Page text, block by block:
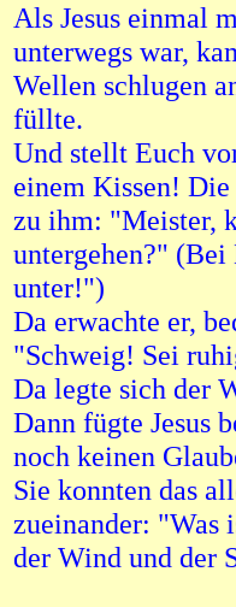
Als Jesus einmal
unterwegs war,
Wellen schlugen
füllte.
Und stellt Euch
einem Kissen! Die
zu ihm: "Meister,
untergehen?"
unter!")
Da erwachte er,
"Schweig! Sei
Da legte sich der
Dann fügte Jesus
noch keinen
Sie konnten das
zueinander: "Was
der Wind und der